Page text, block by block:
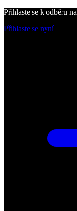
Přihlaste se k odběru
Přihlaste se nyní